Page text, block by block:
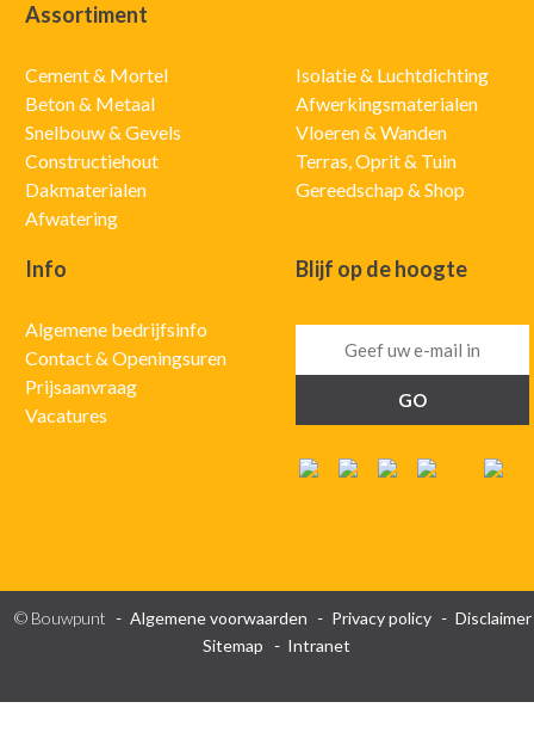
Assortiment
Cement & Mortel
Beton & Metaal
Snelbouw & Gevels
Constructiehout
Dakmaterialen
Afwatering
Isolatie & Luchtdichting
Afwerkingsmaterialen
Vloeren & Wanden
Terras, Oprit & Tuin
Gereedschap & Shop
Info
Algemene bedrijfsinfo
Contact & Openingsuren
Prijsaanvraag
Vacatures
Blijf op de hoogte
© Bouwpunt Algemene voorwaarden Privacy policy
Disclaimer
Sitemap
Intranet